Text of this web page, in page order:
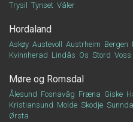
Trysil
Tynset Våler
Hordaland
Askøy Austevoll Austrheim Bergen
Kvinnherad Lindås Os Stord Voss
Møre og Romsdal
Ålesund Fosnavåg Fræna Giske
Kristiansund Molde Skodje Sunndal
Ørsta